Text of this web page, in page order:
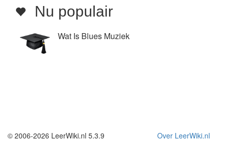
Nu populair
Wat Is Blues Muziek
Over LeerWiki.nl
© 2006-2026 LeerWiki.nl 5.3.9